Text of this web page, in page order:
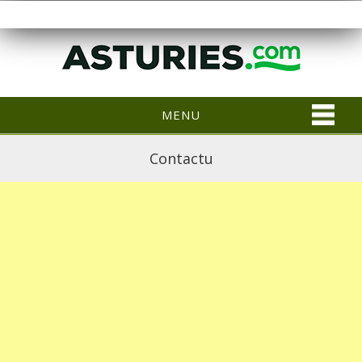
MENU
Contactu